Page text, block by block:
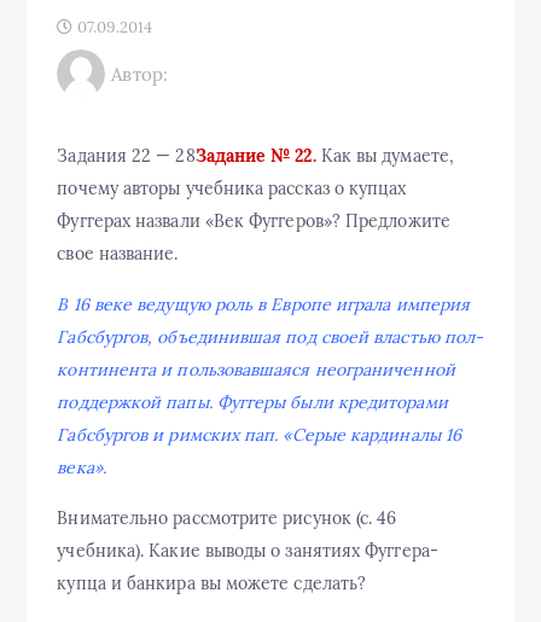
07.09.2014
Автор:
Задания 22 — 28Задание № 22.Как вы думаете,
почему авторы учебника рассказ о купцах
Фуггерах назвали «Век Фуггеров»? Предложите
свое название.
В 16 веке ведущую роль в Европе играла империя
Габсбургов, объединившая под своей властью пол-
континента и пользовавшаяся неограниченной
поддержкой папы. Фуггеры были кредиторами
Габсбургов и римских пап. «Серые кардиналы 16
века».
Внимательно рассмотрите рисунок (с. 46
учебника). Какие выводы о занятиях Фуггера-
купца и банкира вы можете сделать?